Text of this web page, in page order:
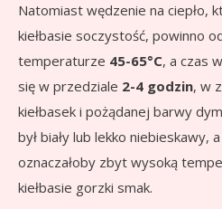
Natomiast wędzenie na ciepło,
kiełbasie soczystość, powinno
temperaturze 45-65°C, a czas
się w przedziale 2-4 godzin, w
kiełbasek i pożądanej barwy
był biały lub lekko niebieskawy,
oznaczałoby zbyt wysoką
kiełbasie gorzki smak.